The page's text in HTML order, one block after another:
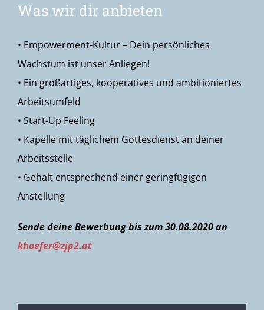
Was wir dir anbieten
• Empowerment-Kultur – Dein persönliches
Wachstum ist unser Anliegen!
• Ein großartiges, kooperatives und ambitioniertes
Arbeitsumfeld
• Start-Up Feeling
• Kapelle mit täglichem Gottesdienst an deiner
Arbeitsstelle
• Gehalt entsprechend einer geringfügigen
Anstellung
Sende deine Bewerbung bis zum 30.08.2020 an
khoefer@zjp2.at